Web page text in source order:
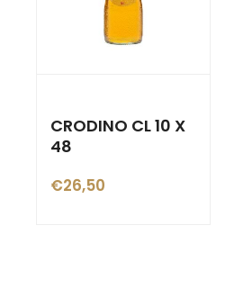
CRODINO CL 10 X
48
€26,50